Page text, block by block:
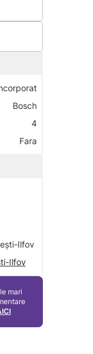
Bosch
4
Fara
Ilfov
Ilfov
mari